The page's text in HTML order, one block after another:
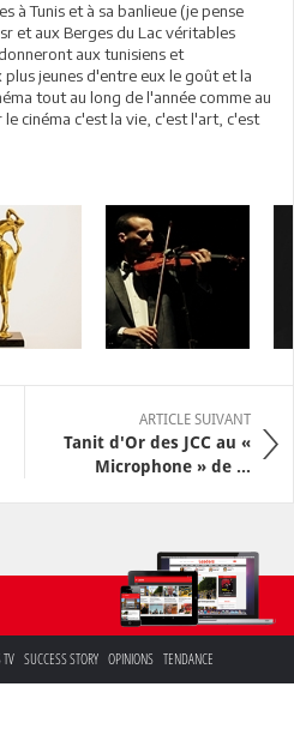
à Tunis et à sa banlieue (je pense
et aux Berges du Lac véritables
aux tunisiens et
jeunes d'entre eux le goût et la
tout au long de l'année comme au
le cinéma c'est la vie, c'est l'art, c'est
ARTICLE SUIVANT
Tanit d'Or des JCC au «
Microphone » de ...
SUCCESS STORY OPINIONS TENDANCE